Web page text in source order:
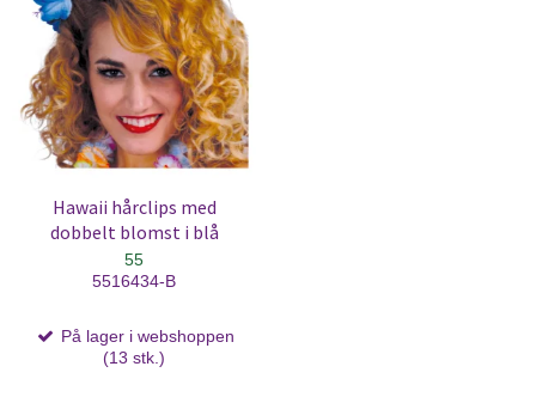
Hawaii hårclips med
dobbelt blomst i blå
55
5516434-B
På lager i webshoppen
(13 stk.)